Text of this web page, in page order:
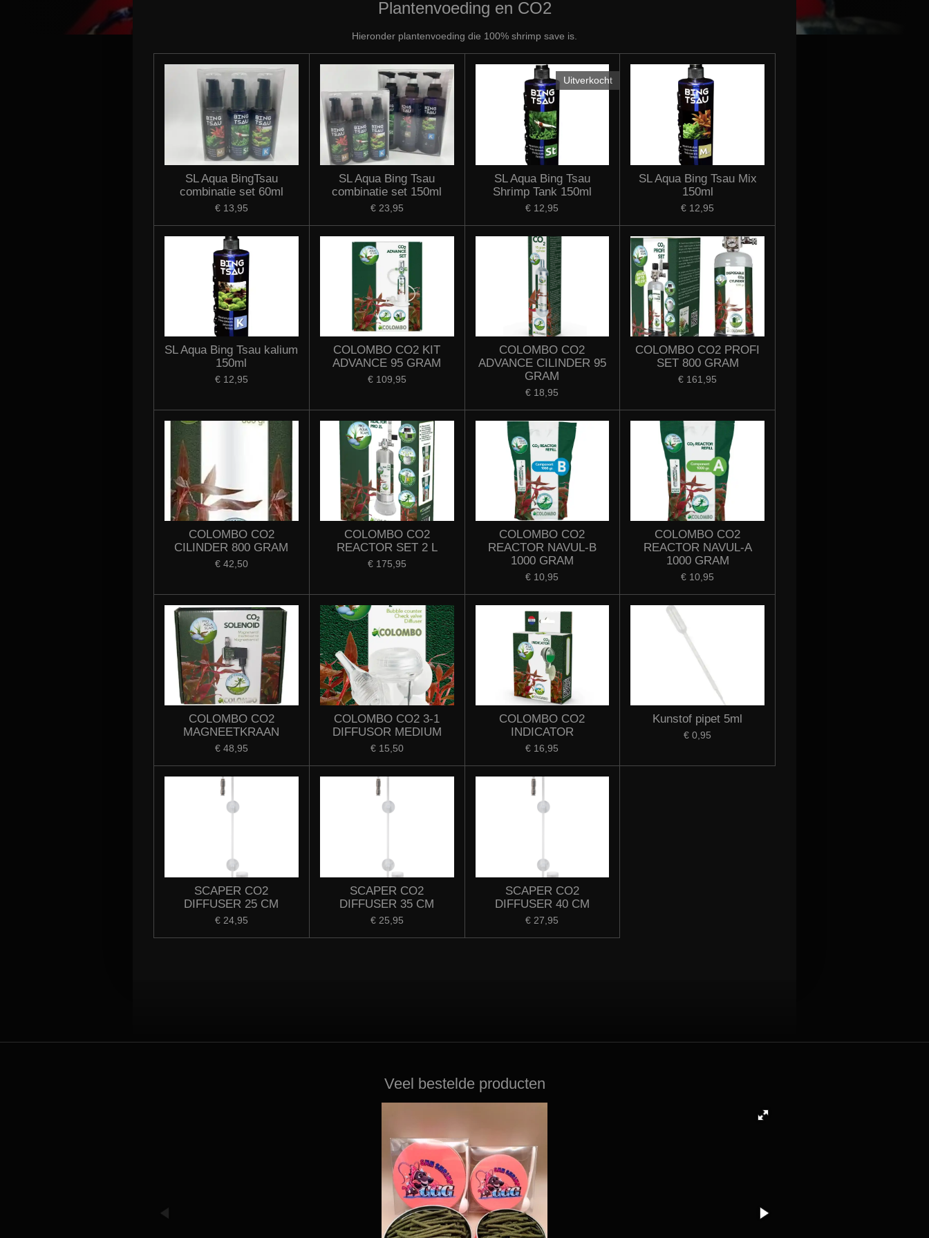
Plantenvoeding en CO2
Hieronder plantenvoeding die 100% shrimp save is.
SL Aqua BingTsau
combinatie set 60ml
€ 13,95
SL Aqua Bing Tsau
combinatie set 150ml
€ 23,95
Uitverkocht
SL Aqua Bing Tsau
Shrimp Tank 150ml
€ 12,95
SL Aqua Bing Tsau Mix
150ml
€ 12,95
SL Aqua Bing Tsau kalium
150ml
€ 12,95
COLOMBO CO2 KIT
ADVANCE 95 GRAM
€ 109,95
COLOMBO CO2
ADVANCE CILINDER 95
GRAM
€ 18,95
COLOMBO CO2 PROFI
SET 800 GRAM
€ 161,95
COLOMBO CO2
CILINDER 800 GRAM
€ 42,50
COLOMBO CO2
REACTOR SET 2 L
€ 175,95
COLOMBO CO2
REACTOR NAVUL-B
1000 GRAM
€ 10,95
COLOMBO CO2
REACTOR NAVUL-A
1000 GRAM
€ 10,95
COLOMBO CO2
MAGNEETKRAAN
€ 48,95
COLOMBO CO2 3-1
DIFFUSOR MEDIUM
€ 15,50
COLOMBO CO2
INDICATOR
€ 16,95
Kunstof pipet 5ml
€ 0,95
SCAPER CO2
DIFFUSER 25 CM
€ 24,95
SCAPER CO2
DIFFUSER 35 CM
€ 25,95
SCAPER CO2
DIFFUSER 40 CM
€ 27,95
Veel bestelde producten